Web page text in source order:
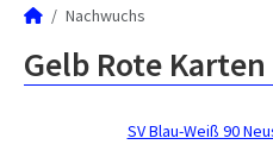
Nachwuchs
Gelb Rote Karten
SV Blau-Weiß 90